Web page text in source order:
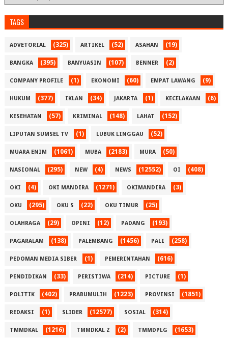
TAGS
ADVETORIAL (325) ARTIKEL (52) ASAHAN (19)
BANGKA (395) BANYUASIN (107) BENNER (2)
COMPANY PROFILE (1) EKONOMI (60) EMPAT LAWANG (9)
HUKUM (377) IKLAN (34) JAKARTA (1) KECELAKAAN (6)
KESEHATAN (57) KRIMINAL (148) LAHAT (152)
LIPUTAN SUMSEL TV (1) LUBUK LINGGAU (52)
MUARA ENIM (1061) MUBA (2183) MURA (50)
NASIONAL (295) NEW (4) NEWS (12552) OI (408)
OKI (4) OKI MANDIRA (1271) OKIMANDIRA (3)
OKU (295) OKU S (22) OKU TIMUR (25)
OLAHRAGA (29) OPINI (12) PADANG (193)
PAGARALAM (138) PALEMBANG (1456) PALI (258)
PEDOMAN MEDIA SIBER (1) PEMERINTAHAN (616)
PENDIDIKAN (33) PERISTIWA (214) PICTURE (1)
POLITIK (402) PRABUMULIH (1223) PROVINSI (1851)
REDAKSI (1) SLIDER (12577) SOSIAL (314)
TMMDKAL (1216) TMMDKAL Z (2) TMMDPLG (1653)